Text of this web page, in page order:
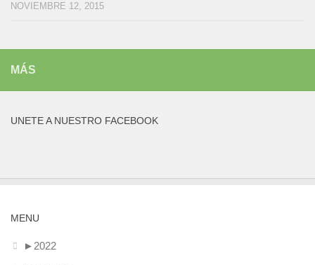
NOVIEMBRE 12, 2015
MÁS
UNETE A NUESTRO FACEBOOK
MENU
► 2022